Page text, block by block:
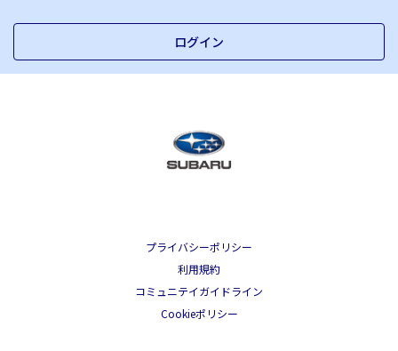
ログイン
プライバシーポリシー
利用規約
コミュニテイガイドライン
Cookieポリシー